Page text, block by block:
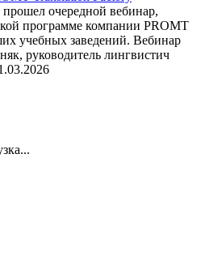
прошел очередной вебинар,
программе компании PROMT
учебных заведений. Вебинар
руководитель лингвистич